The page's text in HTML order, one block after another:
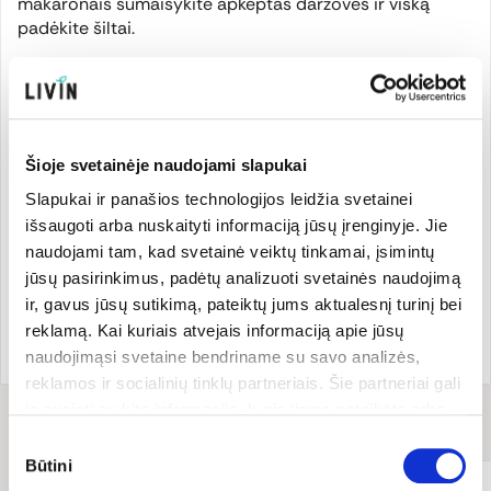
Šioje svetainėje naudojami slapukai
Slapukai ir panašios technologijos leidžia svetainei
išsaugoti arba nuskaityti informaciją jūsų įrenginyje. Jie
naudojami tam, kad svetainė veiktų tinkamai, įsimintų
jūsų pasirinkimus, padėtų analizuoti svetainės naudojimą
ir, gavus jūsų sutikimą, pateiktų jums aktualesnį turinį bei
reklamą. Kai kuriais atvejais informaciją apie jūsų
naudojimąsi svetaine bendriname su savo analizės,
reklamos ir socialinių tinklų partneriais. Šie partneriai gali
pasirinkti, su kuriomis slapukų kategorijomis sutinkate.
pasirinkimas
Būtini
padėkite šiltai.
Į įkaitintą keptuvę su trupučiu aliejaus suberkite
atskirtus vienas nuo kito grybus. Maišydami apkepinkite,
grietinėlę, pagardinkite druska ir dar minutę kitą
patroškinkite ant nedidelės ugnies.
Makaronus su daržovėmis dėkite į lėkštę, ant viršaus
uždėkite grietinėlėje troškintus shimeji grybus. Grybai
patiekalui suteikia švelnaus moliuskų prieskonio.
Virtuvės fėjų receptas.